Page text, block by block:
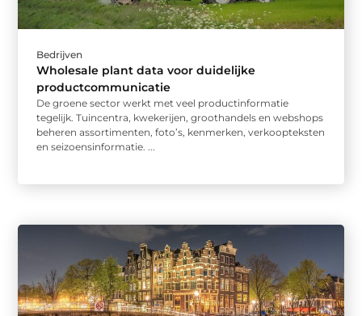
Bedrijven
Wholesale plant data voor duidelijke
productcommunicatie
De groene sector werkt met veel productinformatie
tegelijk. Tuincentra, kwekerijen, groothandels en webshops
beheren assortimenten, foto’s, kenmerken, verkoopteksten
en seizoensinformatie. ...